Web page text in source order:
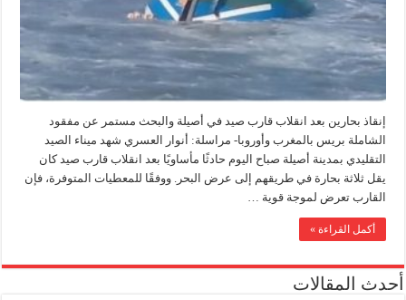
إنقاذ بحارين بعد انقلاب قارب صيد في أصيلة والبحث مستمر عن مفقود
الشاملة بريس بالمغرب وأوروبا- مراسلة: أنوار العسري شهد ميناء الصيد
التقليدي بمدينة أصيلة صباح اليوم حادثًا مأساويًا بعد انقلاب قارب صيد كان
يقل ثلاثة بحارة في طريقهم إلى عرض البحر. ووفقًا للمعطيات المتوفرة، فإن
القارب تعرض لموجة قوية …
أكمل القراءة »
أحدث المقالات